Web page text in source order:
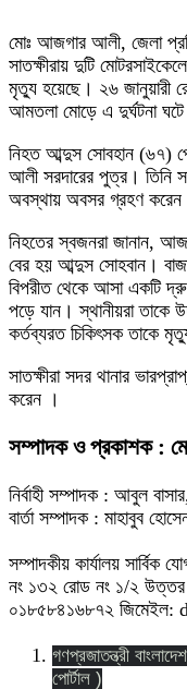
মোঃ আজগার আলী, জেলা
সাতক্ষীরায় দুটি
মৃত্যু হয়েছে। ২৬ জানুয়ারী
আমতলা মোড়ে এ দুর্ঘটনা
নিহত আব্দুস সোবহান (৬৭)
আলী সরদারের পুত্র। তিনি
অবস্থায় অবসর গ্রহণ
নিহতের স্বজনরা জানান, আজ
বের হয় আব্দুস সোহবান।
বিপরীত থেকে আসা একটি
পড়ে যান। স্থানীয়রা তাকে
কর্তব্যরত চিকিৎসক তাকে
সাতক্ষীরা সদর থানার
করেন ।
সম্পাদক ও প্রকাশক :
নির্বাহী সম্পাদক : আবুল
বার্তা সম্পাদক : মাহাবুব
সম্পাদকীয় কার্যালয় সার্বিক
নং ১৩২ রোড নং ১/২ উত্তর
০১৮৫৮৪১৬৮৭২
গণপ্রজাতন্ত্রী
পোর্টাল )